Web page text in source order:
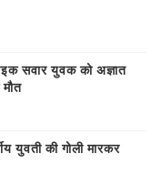
सवार युवक को अज्ञात
युवती की गोली मारकर